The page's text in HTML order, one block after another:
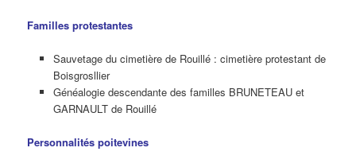
Familles protestantes
Sauvetage du cimetière de Rouillé : cimetière protestant de
Boisgrosllier
Généalogie descendante des familles BRUNETEAU et
GARNAULT de Rouillé
Personnalités poitevines